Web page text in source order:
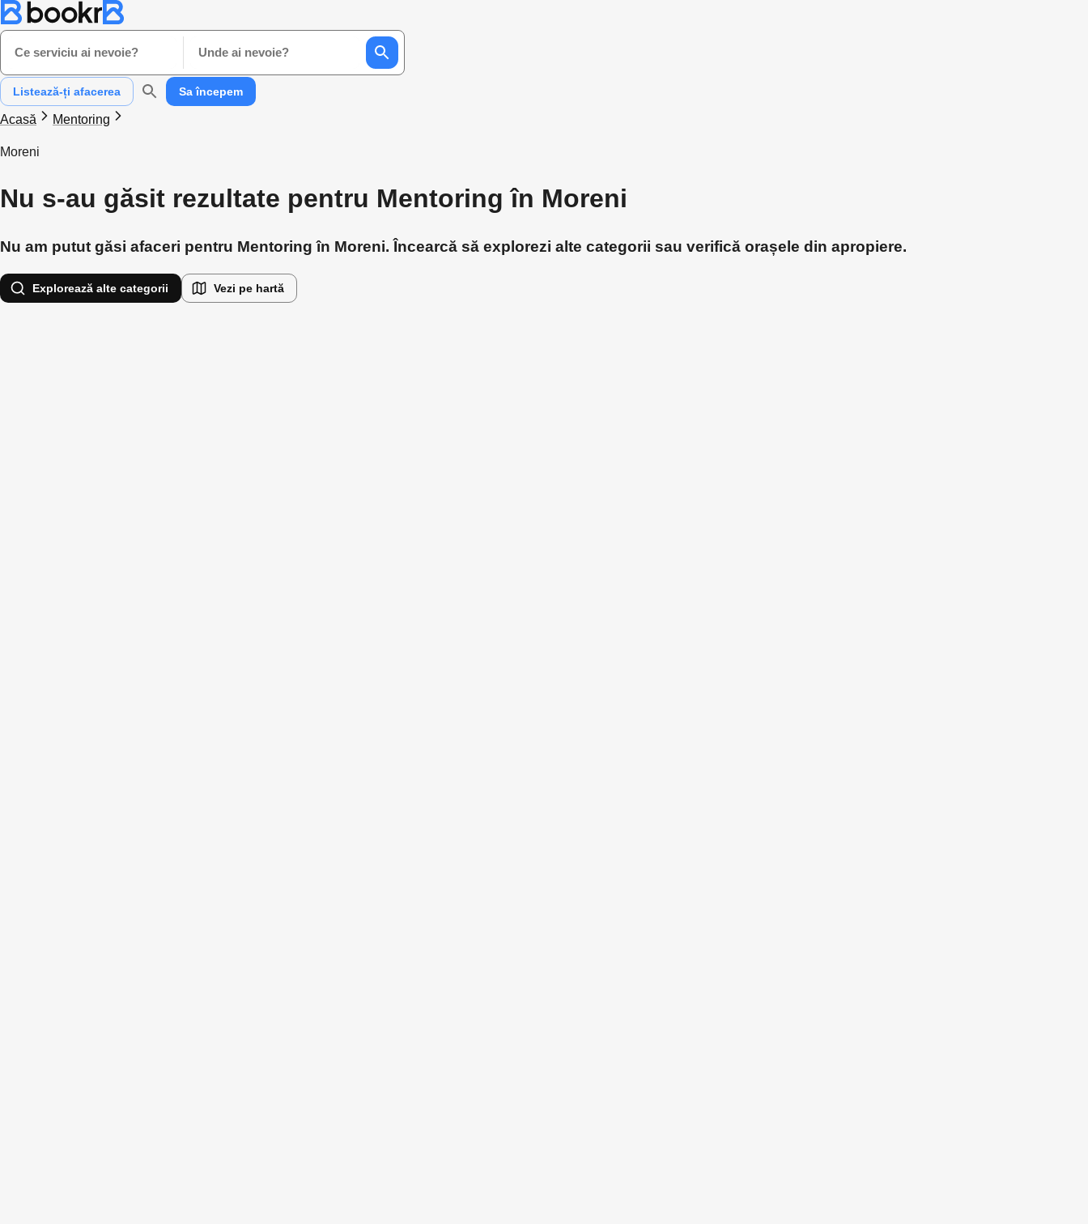
Ce serviciu ai nevoie? Unde ai nevoie?
Listează-ți afacerea Sa începem
Acasă Mentoring
Moreni
Nu s-au găsit rezultate pentru Mentoring în Moreni
Nu am putut găsi afaceri pentru Mentoring în Moreni. Încearcă să explorezi alte categorii sau verifică orașele din apropiere.
Explorează alte categorii Vezi pe hartă